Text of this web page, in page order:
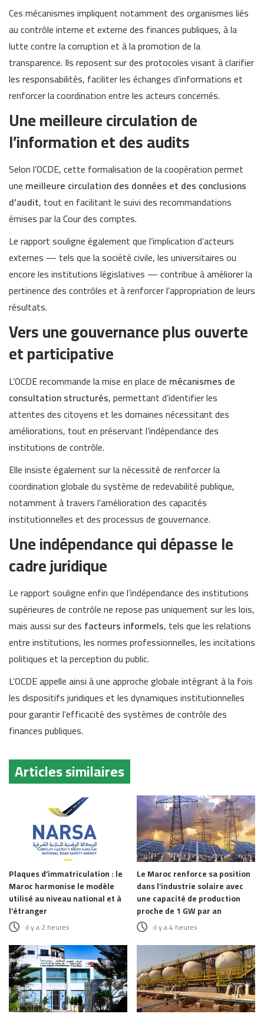
Ces mécanismes impliquent notamment des organismes liés
au contrôle interne et externe des finances publiques, à la
lutte contre la corruption et à la promotion de la
transparence. Ils reposent sur des protocoles visant à clarifier
les responsabilités, faciliter les échanges d’informations et
renforcer la coordination entre les acteurs concernés.
Une meilleure circulation de
l’information et des audits
Selon l’OCDE, cette formalisation de la coopération permet
une meilleure circulation des données et des conclusions
d’audit, tout en facilitant le suivi des recommandations
émises par la Cour des comptes.
Le rapport souligne également que l’implication d’acteurs
externes — tels que la société civile, les universitaires ou
encore les institutions législatives — contribue à améliorer la
pertinence des contrôles et à renforcer l’appropriation de leurs
résultats.
Vers une gouvernance plus ouverte
et participative
L’OCDE recommande la mise en place de mécanismes de
consultation structurés, permettant d’identifier les
attentes des citoyens et les domaines nécessitant des
améliorations, tout en préservant l’indépendance des
institutions de contrôle.
Elle insiste également sur la nécessité de renforcer la
coordination globale du système de redevabilité publique,
notamment à travers l’amélioration des capacités
institutionnelles et des processus de gouvernance.
Une indépendance qui dépasse le
cadre juridique
Le rapport souligne enfin que l’indépendance des institutions
supérieures de contrôle ne repose pas uniquement sur les lois,
mais aussi sur des facteurs informels, tels que les relations
entre institutions, les normes professionnelles, les incitations
politiques et la perception du public.
L’OCDE appelle ainsi à une approche globale intégrant à la fois
les dispositifs juridiques et les dynamiques institutionnelles
pour garantir l’efficacité des systèmes de contrôle des
finances publiques.
Articles similaires
Plaques d’immatriculation : le
Maroc harmonise le modèle
utilisé au niveau national et à
l’étranger
il y a 2 heures
Le Maroc renforce sa position
dans l’industrie solaire avec
une capacité de production
proche de 1 GW par an
il y a 4 heures